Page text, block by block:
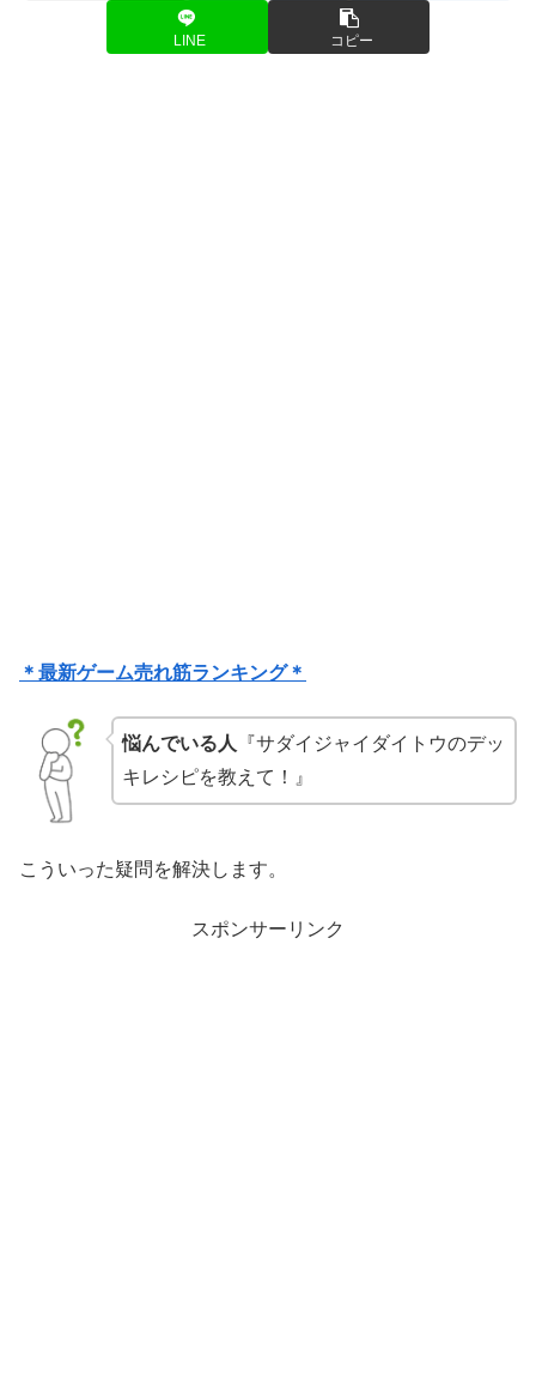
LINE コピー
＊最新ゲーム売れ筋ランキング＊
悩んでいる人 『サダイジャイダイトウのデッ
キレシピを教えて！』
こういった疑問を解決します。
スポンサーリンク